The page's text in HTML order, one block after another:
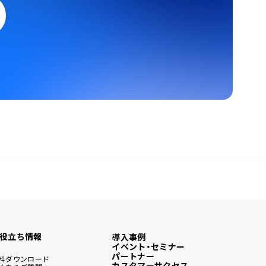
立ち情報
ダウンロード
導入事例
イベント・セミナー
パートナー